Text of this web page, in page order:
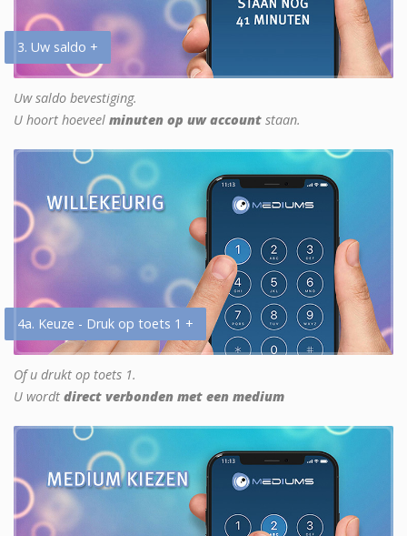
3. Uw saldo +
Uw saldo bevestiging.
U hoort hoeveel minuten op uw account staan.
4a. Keuze - Druk op toets 1 +
Of u drukt op toets 1.
U wordt direct verbonden met een medium